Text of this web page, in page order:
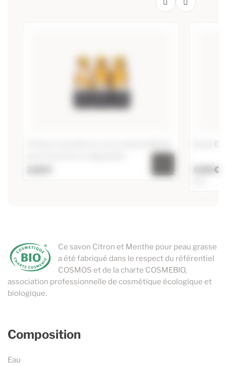
Huile
9,80 €
Ce savon Citron et Menthe pour peau grasse
a été fabriqué dans le respect du référentiel
COSMOS et de la charte COSMEBIO,
association professionnelle de cosmétique écologique et
biologique.
Composition
Eau